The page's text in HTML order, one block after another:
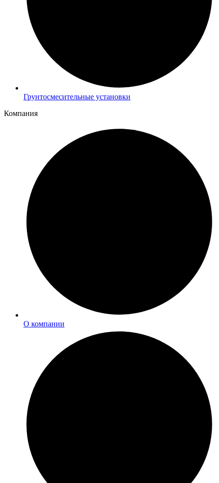
Грунтосмесительные установки
Компания
О компании